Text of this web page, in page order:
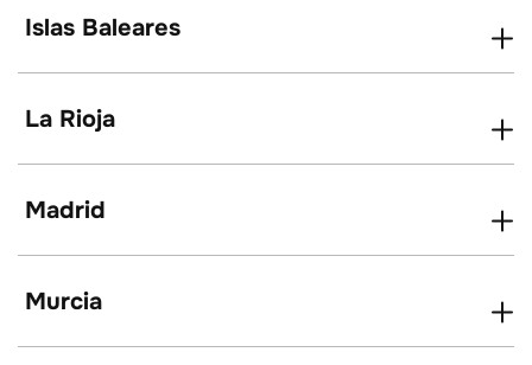
Islas Baleares
La Rioja
Madrid
Murcia